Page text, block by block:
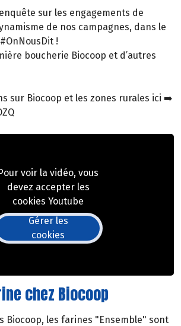
sur les engagements de
de nos campagnes, dans le
!
boucherie Biocoop et d’autres
sur Biocoop et les zones rurales ici ➡️
Pour voir la vidéo, vous
devez accepter les
cookies Youtube
Gérer les
cookies
chez Biocoop
Biocoop, les farines "Ensemble" sont